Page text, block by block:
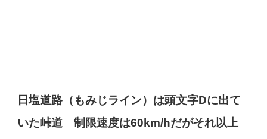
日塩道路（もみじライン）は頭文字Dに出て
いた峠道 制限速度は60km/hだがそれ以上